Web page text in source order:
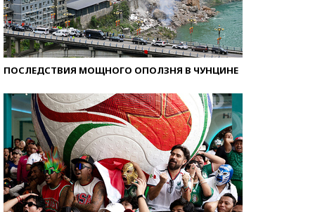
ПОСЛЕДСТВИЯ МОЩНОГО ОПОЛЗНЯ В ЧУНЦИНЕ